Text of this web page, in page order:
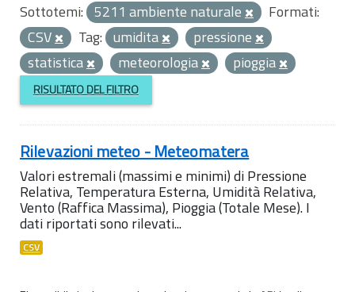
Sottotemi: 5211 ambiente naturale
Formati:
CSV
Tag: umidita
pressione
statistica
meteorologia pioggia
RISULTATO DEL FILTRO
Rilevazioni meteo - Meteomatera
Valori estremali (massimi e minimi) di Pressione
Relativa, Temperatura Esterna, Umidità Relativa,
Vento (Raffica Massima), Pioggia (Totale Mese). I
dati riportati sono rilevati...
CSV